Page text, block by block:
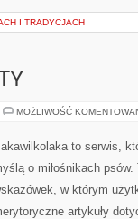
I TRADYCJACH
MOŻLIWOŚĆ
to serwis,
o miłośnikach
w którym
artykuły